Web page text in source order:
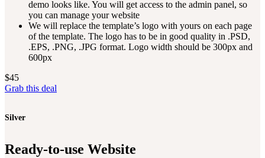
demo looks like. You will get access to the admin panel, so
you can manage your website
We will replace the template’s logo with yours on each page
of the template. The logo has to be in good quality in .PSD,
.EPS, .PNG, .JPG format. Logo width should be 300px and
600px
$45
Grab this deal
Silver
Ready-to-use Website